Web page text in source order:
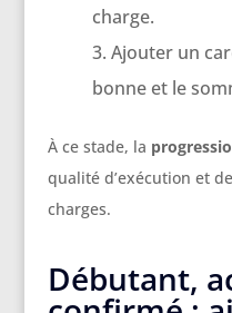
charge.
Ajouter un
bonne et le
À ce stade, la
qualité d’exécution et
charges.
Débutant,